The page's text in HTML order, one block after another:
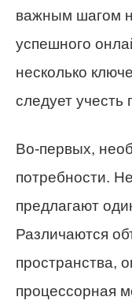
важным шагом
успешного
несколько
следует
Во-первых,
потребности.
предлагают
Различаются
пространства,
процессорная